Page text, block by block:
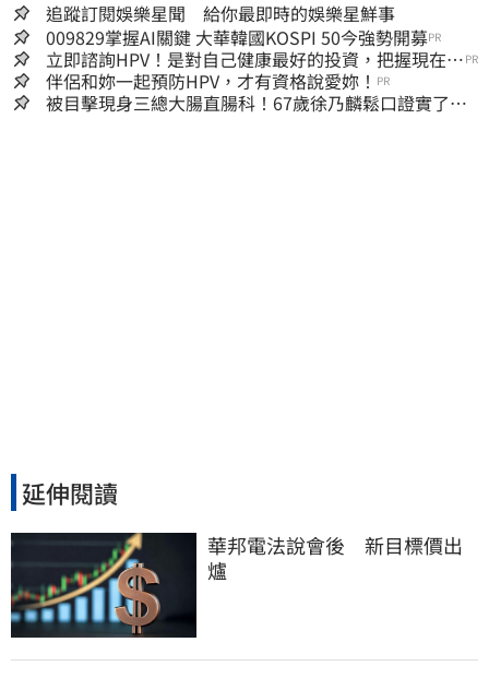
追蹤訂閱娛樂星聞 給你最即時的娛樂星鮮事
009829掌握AI關鍵 大華韓國KOSPI 50今強勢開募PR
立即諮詢HPV！是對自己健康最好的投資，把握現在不
嫌晚！
PR
伴侶和妳一起預防HPV，才有資格說愛妳！ PR
被目擊現身三總大腸直腸科！67歲徐乃麟鬆口證實了
延伸閱讀
華邦電法說會後　新目標價出
爐